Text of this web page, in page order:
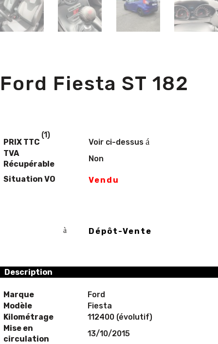
Ford Fiesta ST 182
PRIX TTC
(1)
Voir ci-dessus á
TVA
Récupérable
Non
Situation VO Vendu
à Dépôt-Vente
Description
Marque
Ford
Modèle
Fiesta
Kilométrage
112400 (évolutif)
Mise en
circulation
13/10/2015